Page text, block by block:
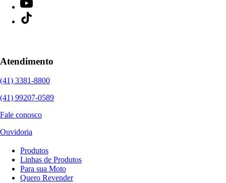
Atendimento
(41) 3381-8800
(41) 99207-0589
Fale conosco
Ouvidoria
Produtos
Linhas de Produtos
Para sua Moto
Quero Revender